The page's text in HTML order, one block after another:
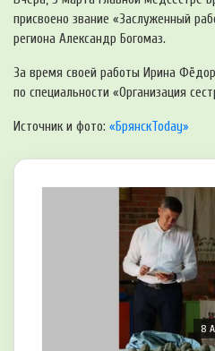
присвоено звание «Заслуженный
региона Александр Богомаз.
За время своей работы Ирина
по специальности «Организация
Источник и фото: «БрянскToday»
8